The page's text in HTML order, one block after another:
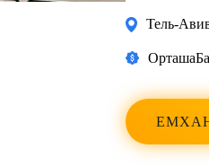
Тель-
Орташа